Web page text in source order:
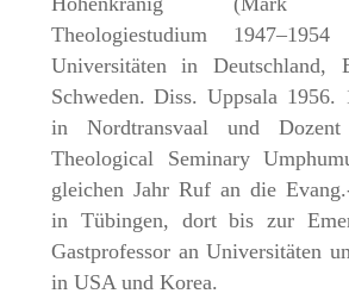
Theologiestudium
Universitäten in Deutschland,
Schweden. Diss. Uppsala 1956.
in Nordtransvaal und
Theological Seminary
gleichen Jahr Ruf an die
in Tübingen, dort bis zur
Gastprofessor an Universitäten
in USA und Korea.